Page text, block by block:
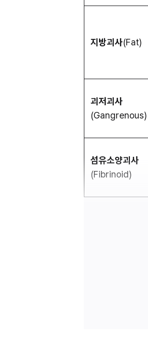
지방괴사(Fat)
괴저괴사
(Gangrenous)
섬유소양괴사
(Fibrinoid)